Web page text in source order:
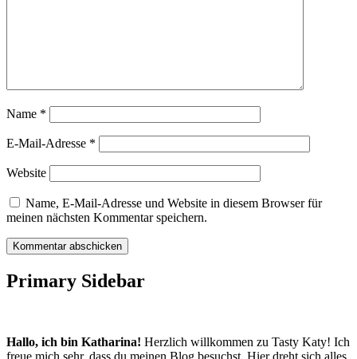
Name *
E-Mail-Adresse *
Website
Name, E-Mail-Adresse und Website in diesem Browser für
meinen nächsten Kommentar speichern.
Primary Sidebar
Hallo, ich bin Katharina! Herzlich willkommen zu Tasty Katy! Ich